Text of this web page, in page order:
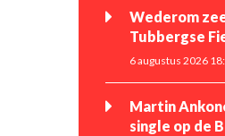
Wederom
Tubbergse
6 augustus 2026
Martin
single op de